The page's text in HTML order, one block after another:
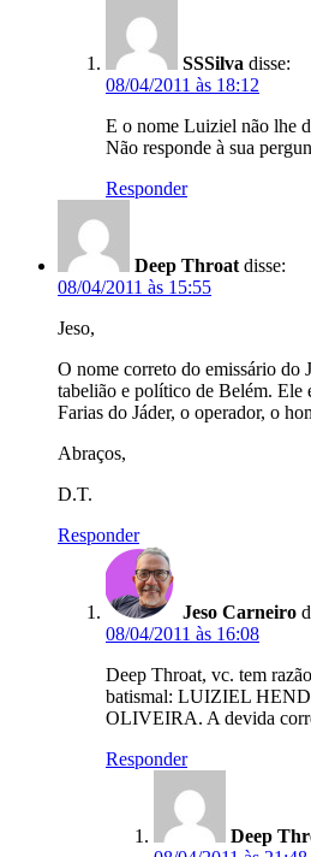
SSSilva disse:
08/04/2011 às 18:12
E o nome Luiziel não lhe
Não responde à sua
Responder
Deep Throat disse:
08/04/2011 às 15:55
Jeso,
O nome correto do emissário do
tabelião e político de Belém. Ele
Farias do Jáder, o operador, o
Abraços,
D.T.
Responder
Jeso Carneiro
08/04/2011 às 16:08
Deep Throat, vc. tem
batismal: LUIZIEL
OLIVEIRA. A devida
Responder
Deep